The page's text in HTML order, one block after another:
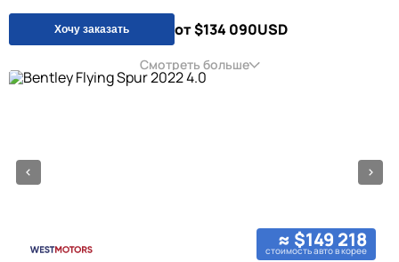
Хочу заказать от $134 090USD
Смотреть больше
≈ $149 218
стоимость авто в корее